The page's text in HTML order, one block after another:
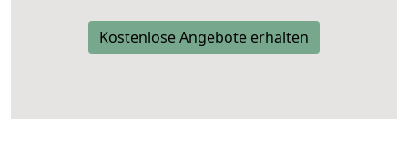
Kostenlose Angebote erhalten